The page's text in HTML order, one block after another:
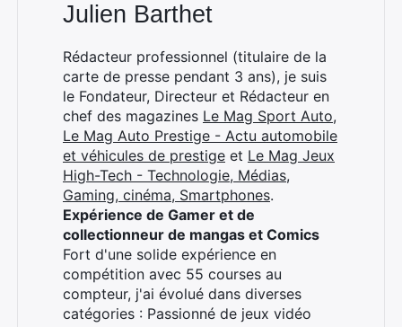
Julien Barthet
Rédacteur professionnel (titulaire de la
carte de presse pendant 3 ans), je suis
le Fondateur, Directeur et Rédacteur en
chef des magazines Le Mag Sport Auto,
Le Mag Auto Prestige - Actu automobile
et véhicules de prestige et Le Mag Jeux
High-Tech - Technologie, Médias,
Gaming, cinéma, Smartphones.
Expérience de Gamer et de
collectionneur de mangas et Comics
Fort d'une solide expérience en
compétition avec 55 courses au
compteur, j'ai évolué dans diverses
catégories : Passionné de jeux vidéo